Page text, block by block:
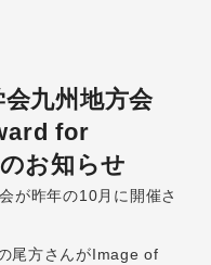
会九州地方会
for
お知らせ
が昨年の10月に開催さ
尾方さんがImage of